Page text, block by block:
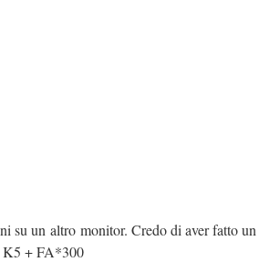
su un altro monitor. Credo di aver fatto
K5 + FA*300